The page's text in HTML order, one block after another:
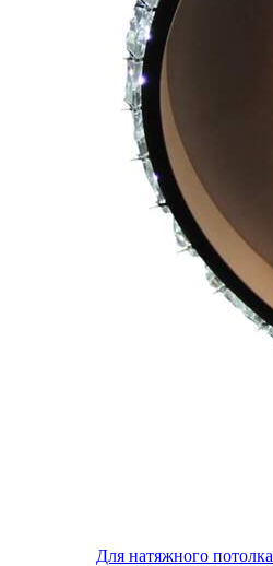
Для натяжного потолка